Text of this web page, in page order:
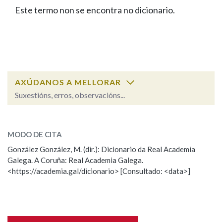
FIGURAS HOMENAXEADAS
PORTAL DAS PALABRAS
Facebook
TwitterYoutubeInstagram
Bluesky
BUSCAR NOS LEMAS
Remata por
BUSCAR NO CONTIDO
Nas definicións
Este termo non se encontra no dicionario.
AXÚDANOS A MELLORAR
Suxestións, erros, observacións...
Observación
Nome
MODO DE CITA
González González, M. (dir.): Dicionario da Real Academia
Galega. A Coruña: Real Academia Galega.
<https://academia.gal/dicionario> [Consultado: <data>]